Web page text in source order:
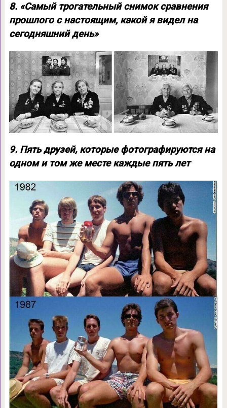
8. «Самый трогательный снимок сравнения
прошлого с настоящим, какой я видел на
сегодняшний день»
9. Пять друзей, которые фотографируются на
одном и том же месте каждые пять лет